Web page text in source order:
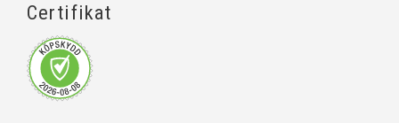
Certifikat